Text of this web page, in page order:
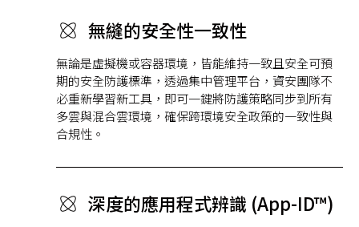
無縫的安全性一致性
無論是虛擬機或容器環境，皆能維持一致且安全可預
期的安全防護標準，透過集中管理平台，資安團隊不
必重新學習新工具，即可一鍵將防護策略同步到所有
多雲與混合雲環境，確保跨環境安全政策的一致性與
合規性。
深度的應用程式辨識 (App-ID™)